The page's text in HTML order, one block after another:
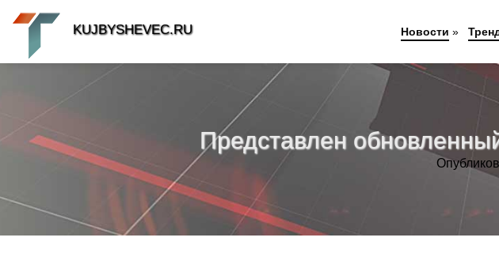
Представлен
KUJBYSHEVEC.RU Новости »